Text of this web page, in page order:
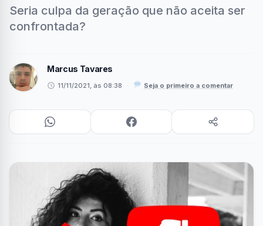
Seria culpa da geração que não aceita ser
confrontada?
Marcus Tavares
11/11/2021, às 08:38 · Seja o primeiro a comentar